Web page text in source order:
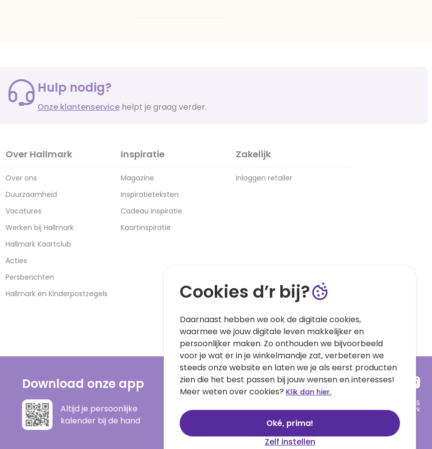
Hulp nodig?
Onze klantenservice helpt je graag verder.
Over Hallmark
Over ons
Duurzaamheid
Vacatures
Werken bij Hallmark
Hallmark Kaartclub
Acties
Persberichten
Hallmark en Kinderpostzegels
Inspiratie
Magazine
Inspiratieteksten
Cadeau inspiratie
Kaartinspiratie
Zakelijk
Inloggen retailer
Download onze app
Altijd je persoonlijke
kalender bij de hand
Cookies
© 1999 - 2025 Hallmark
Cookies d’r bij?
Daarnaast hebben we ook de digitale cookies,
waarmee we jouw digitale leven makkelijker en
persoonlijker maken. Zo onthouden we bijvoorbeeld
voor je wat er in je winkelmandje zat, verbeteren we
steeds onze website en laten we je als eerst producten
zien die het best passen bij jouw wensen en interesses!
Meer weten over cookies? Klik dan hier.
Oké, prima!
Zelf instellen